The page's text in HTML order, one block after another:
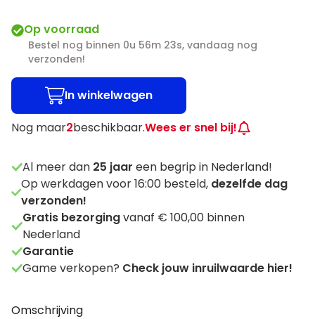
Op voorraad
Bestel nog binnen 0u 56m 22s, vandaag nog
verzonden!
In winkelwagen
Nog maar2beschikbaar.Wees er snel bij!
Al meer dan 25 jaar een begrip in Nederland!
Op werkdagen voor 16:00 besteld, dezelfde dag
verzonden!
Gratis bezorgingvanaf € 100,00 binnen
Nederland
Garantie
Game verkopen? Check jouw inruilwaarde hier!
Omschrijving